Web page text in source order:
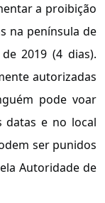
a proibição
na península de
2019 (4 dias).
autorizadas
pode voar
datas e no local
ser punidos
Autoridade de